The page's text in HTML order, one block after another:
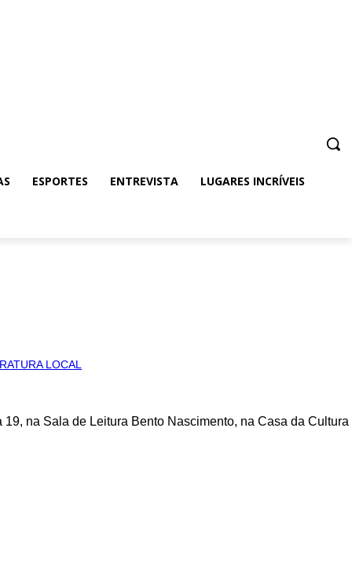
ESPORTES ENTREVISTA LUGARES INCRÍVEIS
LOCAL
na Sala de Leitura Bento Nascimento, na Casa da